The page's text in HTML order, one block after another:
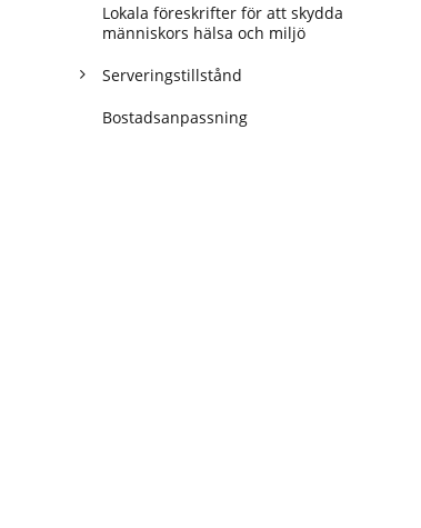
Lokala föreskrifter för att skydda
människors hälsa och miljö
Serveringstillstånd
Bostadsanpassning